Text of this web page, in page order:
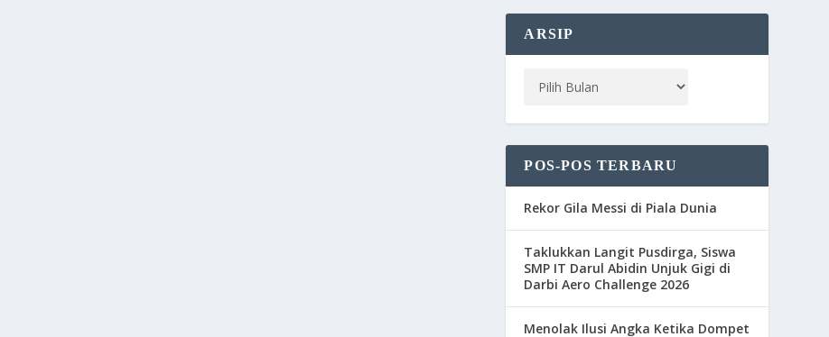
ARSIP
POS-POS TERBARU
Rekor Gila Messi di Piala Dunia
Taklukkan Langit Pusdirga, Siswa
SMP IT Darul Abidin Unjuk Gigi di
Darbi Aero Challenge 2026
Menolak Ilusi Angka Ketika Dompet